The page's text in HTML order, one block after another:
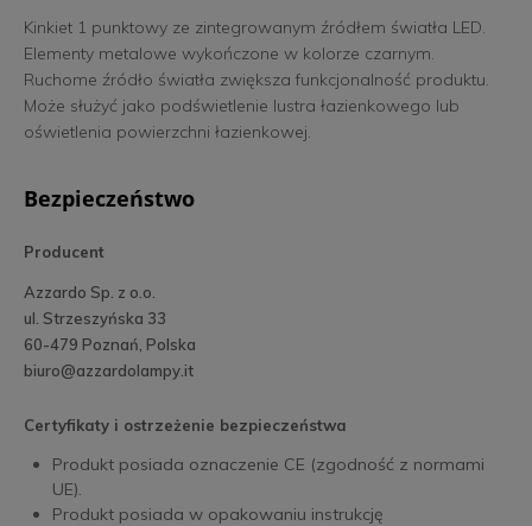
Kinkiet 1 punktowy ze zintegrowanym źródłem światła LED.
Elementy metalowe wykończone w kolorze czarnym.
Ruchome źródło światła zwiększa funkcjonalność produktu.
Może służyć jako podświetlenie lustra łazienkowego lub
oświetlenia powierzchni łazienkowej.
Bezpieczeństwo
Producent
Azzardo Sp. z o.o.
ul. Strzeszyńska 33
60-479 Poznań, Polska
biuro@azzardolampy.it
Certyfikaty i ostrzeżenie bezpieczeństwa
Produkt posiada oznaczenie CE (zgodność z normami
UE).
Produkt posiada w opakowaniu instrukcję